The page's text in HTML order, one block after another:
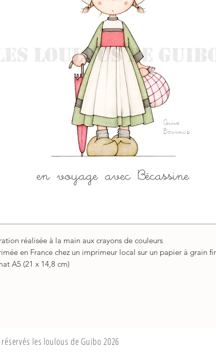
réalisée à la main aux crayons de couleurs
en France chez un imprimeur local sur un papier à grain
A5 (21 x 14,8 cm)
les loulous de Guibo 2026